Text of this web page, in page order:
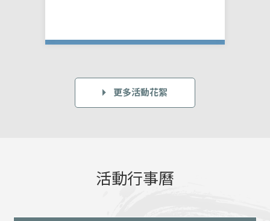
更多活動花絮
活動行事曆